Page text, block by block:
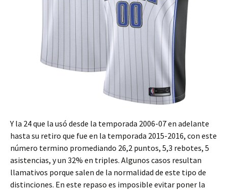
Y la 24 que la usó desde la temporada 2006-07 en adelante
hasta su retiro que fue en la temporada 2015-2016, con este
número termino promediando 26,2 puntos, 5,3 rebotes, 5
asistencias, y un 32% en triples. Algunos casos resultan
llamativos porque salen de la normalidad de este tipo de
distinciones. En este repaso es imposible evitar poner la